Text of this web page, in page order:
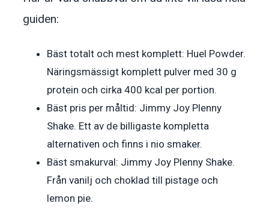
guiden:
Bäst totalt och mest komplett: Huel Powder.
Näringsmässigt komplett pulver med 30 g
protein och cirka 400 kcal per portion.
Bäst pris per måltid: Jimmy Joy Plenny
Shake. Ett av de billigaste kompletta
alternativen och finns i nio smaker.
Bäst smakurval: Jimmy Joy Plenny Shake.
Från vanilj och choklad till pistage och
lemon pie.